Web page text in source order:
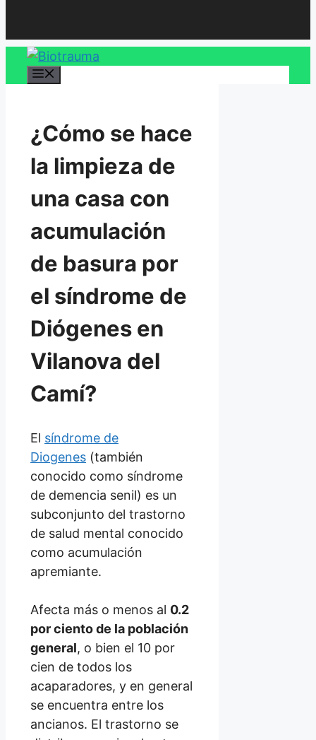
¿Cómo se hace
la limpieza de
una casa con
acumulación
de basura por
el síndrome de
Diógenes en
Vilanova del
Camí?
El síndrome de
Diogenes (también
conocido como síndrome
de demencia senil) es un
subconjunto del trastorno
de salud mental conocido
como acumulación
apremiante.
Afecta más o menos al 0.2
por ciento de la población
general, o bien el 10 por
cien de todos los
acaparadores, y en general
se encuentra entre los
ancianos. El trastorno se